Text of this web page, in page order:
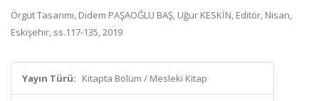
Örgüt Tasarımı, Didem PAŞAOĞLU BAŞ, Uğur KESKİN, Editör, Nisan,
Eskişehir, ss.117-135, 2019
Yayın Türü: Kitapta Bölüm / Mesleki Kitap